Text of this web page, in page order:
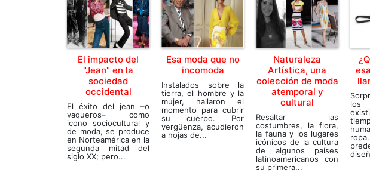
El impacto del
"Jean" en la
sociedad
occidental
El éxito del jean –o
vaqueros– como
icono sociocultural y
de moda, se produce
en Norteamérica en la
segunda mitad del
siglo XX; pero...
Esa moda que no
incomoda
Instalados sobre la
tierra, el hombre y la
mujer, hallaron el
momento para cubrir
su cuerpo. Por
vergüenza, acudieron
a hojas de...
Naturaleza
Artística, una
colección de moda
atemporal y
cultural
Resaltar las
costumbres, la flora,
la fauna y los lugares
icónicos de la cultura
de algunos países
latinoamericanos con
su primera...
los